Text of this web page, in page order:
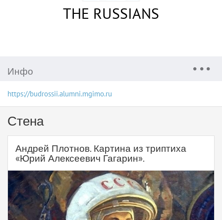
THE RUSSIANS
Инфо
https://budrossii.alumni.mgimo.ru
Стена
Андрей Плотнов. Картина из триптиха
«Юрий Алексеевич Гагарин».